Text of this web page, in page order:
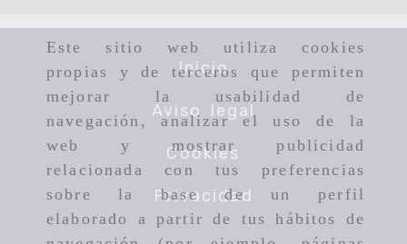
Este sitio web utiliza cookies
propias y de terceros que permiten
mejorar la usabilidad de
navegación, analizar el uso de la
web y mostrar publicidad
relacionada con tus preferencias
sobre la base de un perfil
elaborado a partir de tus hábitos de
Inicio
Aviso legal
Cookies
Privacidad